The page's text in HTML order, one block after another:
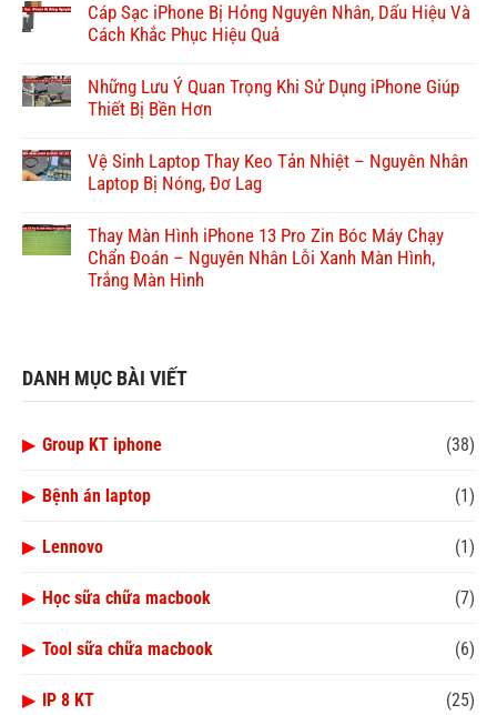
Cáp Sạc iPhone Bị Hỏng Nguyên Nhân, Dấu Hiệu Và
Cách Khắc Phục Hiệu Quả
Những Lưu Ý Quan Trọng Khi Sử Dụng iPhone Giúp
Thiết Bị Bền Hơn
Vệ Sinh Laptop Thay Keo Tản Nhiệt – Nguyên Nhân
Laptop Bị Nóng, Đơ Lag
Thay Màn Hình iPhone 13 Pro Zin Bóc Máy Chạy
Chẩn Đoán – Nguyên Nhân Lỗi Xanh Màn Hình,
Trắng Màn Hình
DANH MỤC BÀI VIẾT
▶ Group KT iphone (38)
▶ Bệnh án laptop (1)
▶ Lennovo (1)
▶ Học sữa chữa macbook (7)
▶ Tool sữa chữa macbook (6)
▶ IP 8 KT (25)